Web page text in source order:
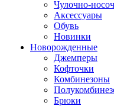
Чулочно-
Аксессуары
Обувь
Новинки
Новорожденные
Джемперы
Кофточки
Комбинезоны
Брюки